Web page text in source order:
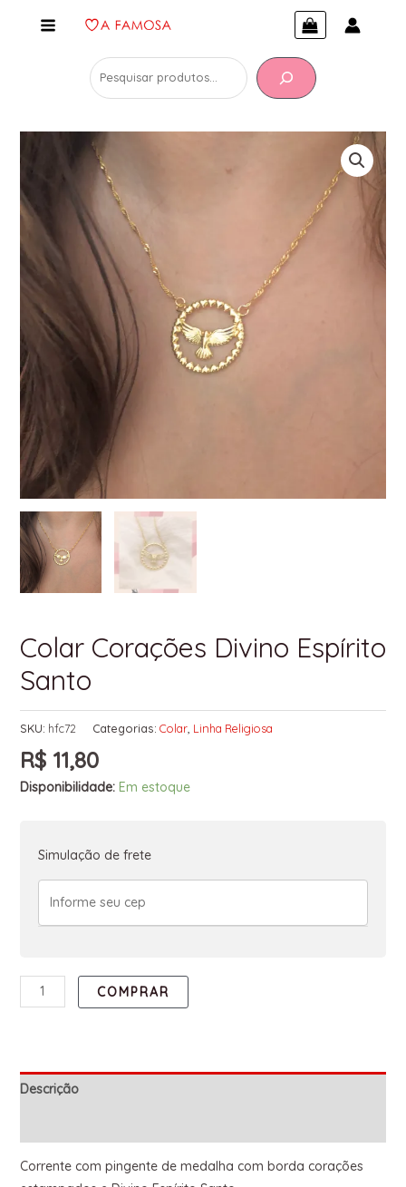
Colar Corações Divino Espírito
Santo
SKU: hfc72 Categorias: Colar, Linha Religiosa
R$11,80
Disponibilidade: Em estoque
Simulação de frete
COMPRAR
Descrição
Corrente com pingente de medalha com borda corações